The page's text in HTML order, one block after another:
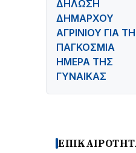
ΔΗΛΩΣΗ
ΔΗΜΑΡΧΟΥ
ΑΓΡΙΝΙΟΥ ΓΙΑ
ΠΑΓΚΟΣΜΙΑ
ΗΜΕΡΑ ΤΗΣ
ΓΥΝΑΙΚΑΣ